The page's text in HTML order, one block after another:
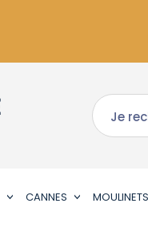
CANNES MOULINETS